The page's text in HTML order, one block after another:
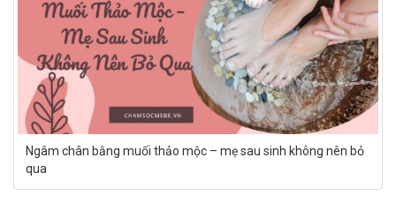
Ngâm chân bằng muối thảo mộc – mẹ sau sinh không nên bỏ
qua